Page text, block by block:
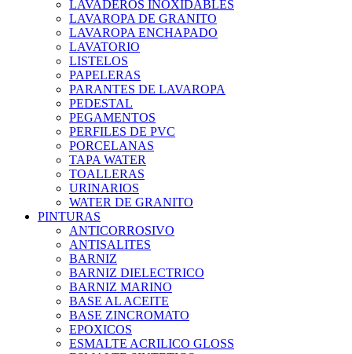
LAVADEROS INOXIDABLES
LAVAROPA DE GRANITO
LAVAROPA ENCHAPADO
LAVATORIO
LISTELOS
PAPELERAS
PARANTES DE LAVAROPA
PEDESTAL
PEGAMENTOS
PERFILES DE PVC
PORCELANAS
TAPA WATER
TOALLERAS
URINARIOS
WATER DE GRANITO
PINTURAS
ANTICORROSIVO
ANTISALITES
BARNIZ
BARNIZ DIELECTRICO
BARNIZ MARINO
BASE AL ACEITE
BASE ZINCROMATO
EPOXICOS
ESMALTE ACRILICO GLOSS